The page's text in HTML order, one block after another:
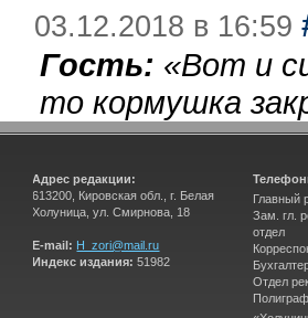
03.12.2018 в 16:59
Гость: «Вот и
то кормушка
Адрес редакции:
613200, Кировская обл., г. Белая
Холуница, ул. Смирнова, 18
E-mail: H_zori@mail.ru
Индекс издания: 51982
Главный
Зам. гл.
отдел
Отдел